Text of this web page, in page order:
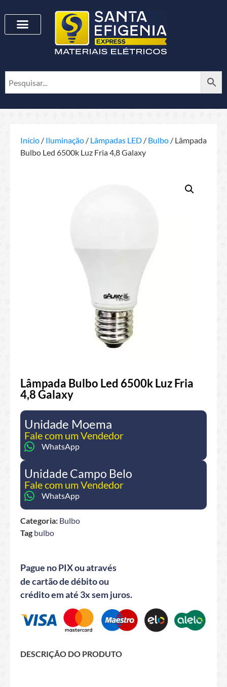
Início / Iluminação / Lâmpadas LED / Bulbo / Lâmpada
Bulbo Led 6500k Luz Fria 4,8 Galaxy
Lâmpada Bulbo Led 6500k Luz Fria
4,8 Galaxy
Unidade Moema
Fale com um Vendedor
WhatsApp
Unidade Campo Belo
Fale com um Vendedor
WhatsApp
Categoria: Bulbo
Tag bulbo
Pague no PIX ou através
de cartão de débito ou
crédito em até 3x sem juros.
DESCRIÇÃO DO PRODUTO